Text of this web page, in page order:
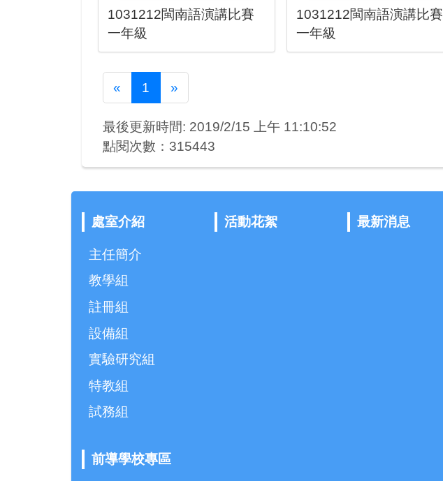
1031212閩南語演講比賽
一年級
1031212閩南語演講比賽
一年級
« Previous
1 »Next
最後更新時間: 2019/2/15 上午 11:10:52
點閱次數：315443
處室介紹
主任簡介
教學組
註冊組
設備組
實驗研究組
特教組
試務組
活動花絮 最新消息
前導學校專區